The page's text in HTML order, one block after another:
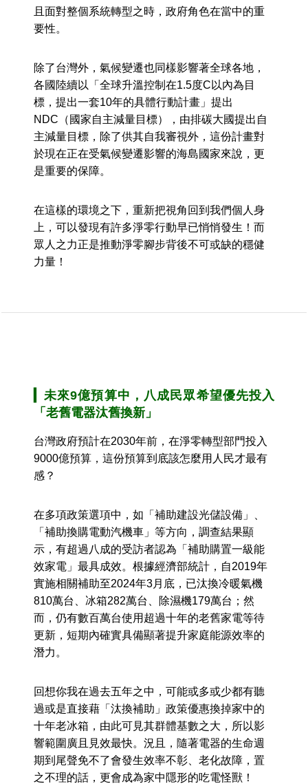
且面對整個系統轉型之時，政府角色在當中的重
要性。
除了台灣外，氣候變遷也同樣影響著全球各地，
各國陸續以「全球升溫控制在1.5度C以內為目
標，提出一套10年的具體行動計畫」提出
NDC（國家自主減量目標），由排碳大國提出自
主減量目標，除了供其自我審視外，這份計畫對
於現在正在受氣候變遷影響的海島國家來說，更
是重要的保障。
在這樣的環境之下，重新把視角回到我們個人身
上，可以發現有許多淨零行動早已悄悄發生！而
眾人之力正是推動淨零腳步背後不可或缺的穩健
力量！
未來9億預算中，八成民眾希望優先投入
「老舊電器汰舊換新」
台灣政府預計在2030年前，在淨零轉型部門投入
9000億預算，這份預算到底該怎麼用人民才最有
感？
在多項政策選項中，如「補助建設光儲設備」、
「補助換購電動汽機車」等方向，調查結果顯
示，有超過八成的受訪者認為「補助購置一級能
效家電」最具成效。根據經濟部統計，自2019年
實施相關補助至2024年3月底，已汰換冷暖氣機
810萬台、冰箱282萬台、除濕機179萬台；然
而，仍有數百萬台使用超過十年的老舊家電等待
更新，短期內確實具備顯著提升家庭能源效率的
潛力。
回想你我在過去五年之中，可能或多或少都有聽
過或是直接藉「汰換補助」政策優惠換掉家中的
十年老冰箱，由此可見其群體基數之大，所以影
響範圍廣且見效最快。況且，隨著電器的生命週
期到尾聲免不了會發生效率不彰、老化故障，置
之不理的話，更會成為家中隱形的吃電怪獸！